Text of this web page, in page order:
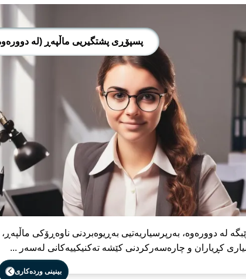
پسپۆڕی پشتگیریی ماڵپەڕ (لە
لە دوورەوە، بەرپرسیاریەتیی بەڕیوەبردنی ناوەڕۆکی ماڵپەڕ،
کڕیاران و چارەسەرکردنی کێشە تەکنیکییەکانی لەسەر ...
بینینی وردەکاری